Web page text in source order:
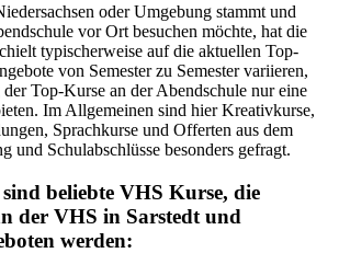
oder Umgebung stammt und
vor Ort besuchen möchte, hat die
typischerweise auf die aktuellen Top-
von Semester zu Semester variieren,
Top-Kurse an der Abendschule nur eine
Im Allgemeinen sind hier Kreativkurse,
Sprachkurse und Offerten aus dem
und Schulabschlüsse besonders gefragt.
beliebte VHS Kurse, die
der VHS in Sarstedt und
werden: